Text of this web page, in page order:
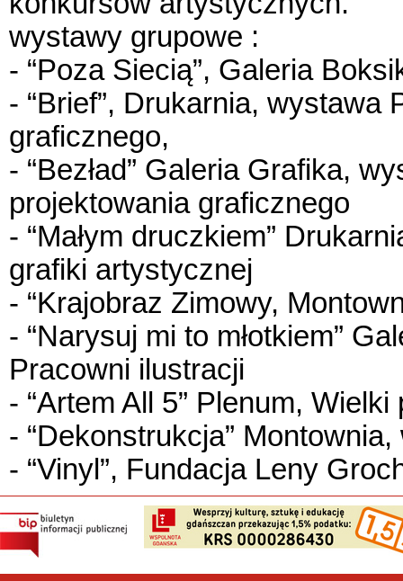
wystawy grupowe :
- “Poza Siecią”, Galeria
- “Brief”, Drukarnia,
graficznego,
- “Bezład” Galeria Grafika,
projektowania graficznego
- “Małym druczkiem”
grafiki artystycznej
- “Krajobraz Zimowy,
- “Narysuj mi to młotkiem”
Pracowni ilustracji
- “Artem All 5” Plenum,
- “Dekonstrukcja”
- “Vinyl”, Fundacja Leny